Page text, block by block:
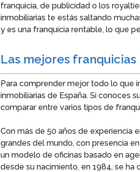
franquicia, de publicidad o los
inmobiliarias te estás saltando
y es una franquicia rentable, lo que
Las mejores
Para comprender mejor todo lo que
inmobiliarias de España. Si conoces
comparar entre varios tipos de
Con más de 50 años de experiencia
grandes del mundo, con presencia
un modelo de oficinas basado en
desde su nacimiento, en 1984, se ha